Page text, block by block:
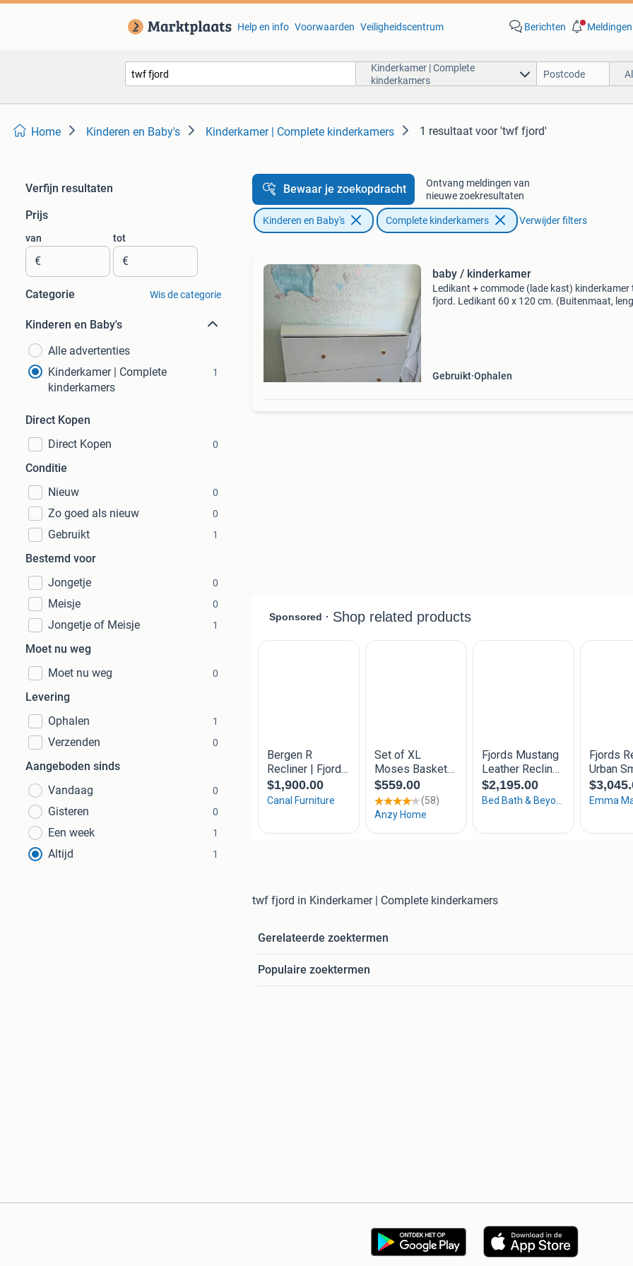
Help en info Voorwaarden Veiligheidscentrum Berichten Meldingen
Kinderkamer | Complete
kinderkamers
Home Kinderen en Baby's Kinderkamer | Complete kinderkamers 1 resultaat voor 'twf fjord'
Verfijn resultaten
Prijs
van
€
tot
€
Categorie Wis de categorie
Kinderen en Baby's
Alle advertenties
Kinderkamer | Complete
kinderkamers
1
Direct Kopen
Direct Kopen
0
Conditie
Nieuw
0
Zo goed als nieuw 0
Gebruikt 1
Bestemd voor
Jongetje
0
Meisje 0
Jongetje of Meisje 1
Moet nu weg
Moet nu weg
0
Levering
Ophalen
1
Verzenden 0
Aangeboden sinds
Vandaag
0
Gisteren 0
Een week 1
Altijd 1
Bewaar je zoekopdracht
Ontvang meldingen van
nieuwe zoekresultaten
Kinderen en Baby's Complete kinderkamers Verwijder filters
baby / kinderkamer
Ledikant + commode (lade kast) kinderkamer
fjord. Ledikant 60 x 120 cm. (Buitenmaat,
Gebruikt Ophalen
twf fjord in Kinderkamer | Complete kinderkamers
Gerelateerde zoektermen
Populaire zoektermen